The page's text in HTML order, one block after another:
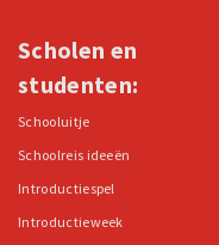
Scholen en
studenten:
Schooluitje
Schoolreis ideeën
Introductiespel
Introductieweek